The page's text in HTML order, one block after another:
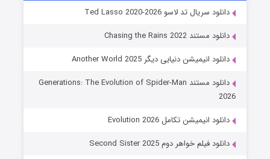
خاندان اژدها فصل ۳دانلود سریال تد لاسو Ted Lasso 2020-2026
دانلود مستند Chasing the Rains 2022
دانلود انیمیشن دنیایی دیگر Another World 2025
دانلود مستند Generations: The Evolution of Spider-Man
2026
دانلود انیمیشن تکامل Evolution 2026
دانلود فیلم خواهر دوم Second Sister 2025